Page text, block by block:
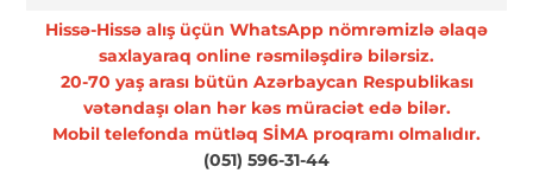
Hissə-Hissə alış üçün WhatsApp nömrəmizlə əlaqə
saxlayaraq online rəsmiləşdirə bilərsiz.
20-70 yaş arası bütün Azərbaycan Respublikası
vətəndaşı olan hər kəs müraciət edə bilər.
Mobil telefonda mütləq SİMA proqramı olmalıdır.
(051) 596-31-44